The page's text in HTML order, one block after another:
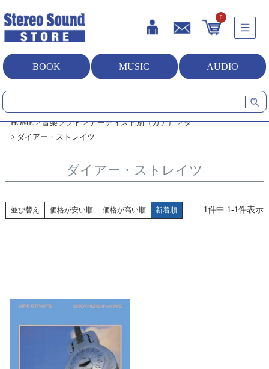
0
BOOK MUSIC AUDIO
HOME 音楽ソフト アーティスト別（カナ）
タ
ダイアー・ストレイツ
ダイアー・ストレイツ
並び替え 価格が安い順 価格が高い順 新着順 1件中 1-1件表示